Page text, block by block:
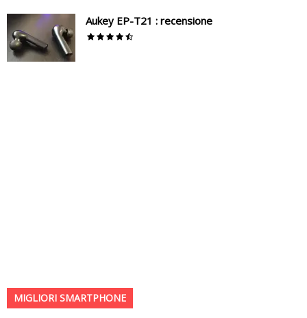
Aukey EP-T21 : recensione
MIGLIORI SMARTPHONE